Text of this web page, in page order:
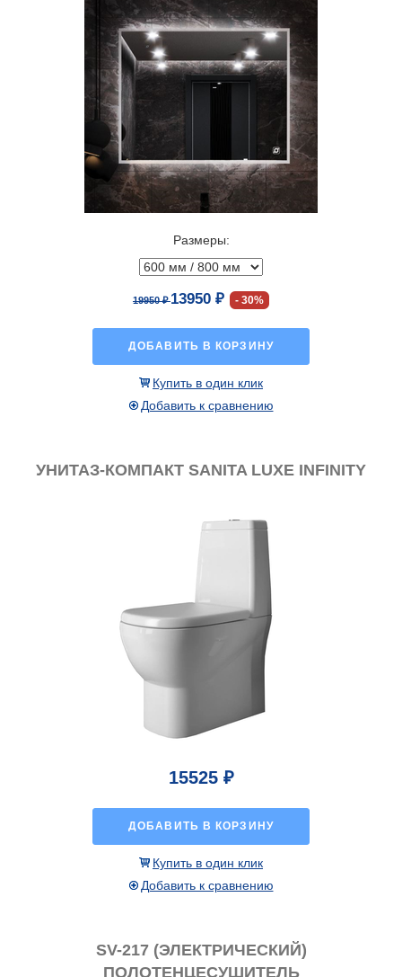
Размеры:
19950 ₽13950 ₽ 30%
ДОБАВИТЬ В КОРЗИНУ
Купить в один клик
Добавить к сравнению
УНИТАЗ-КОМПАКТ SANITA LUXE INFINITY
15525 ₽
ДОБАВИТЬ В КОРЗИНУ
Купить в один клик
Добавить к сравнению
SV-217 (ЭЛЕКТРИЧЕСКИЙ)
ПОЛОТЕНЦЕСУШИТЕЛЬ